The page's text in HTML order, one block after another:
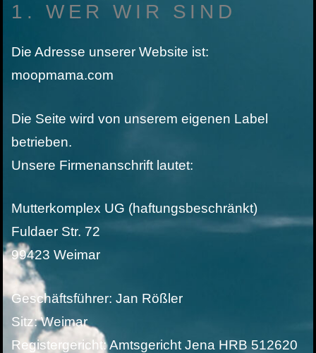
1. WER WIR SIND
Die Adresse unserer Website ist:
moopmama.com
Die Seite wird von unserem eigenen Label
betrieben.
Unsere Firmenanschrift lautet:
Mutterkomplex UG (haftungsbeschränkt)
Fuldaer Str. 72
99423 Weimar
Geschäftsführer: Jan Rößler
Sitz: Weimar
Registergericht: Amtsgericht Jena HRB 512620